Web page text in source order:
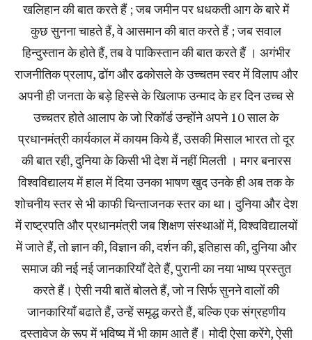
खलिहान की बात करते हैं ; जब जमीन पर धधकती आग के बारे में
कुछ सुनना चाहते हैं, वे आसमान की बात करते हैं ; जब सवाल
हिन्दुस्तान के होते हैं, तब वे पाकिस्तान की बात करते हैं । अगंभीर
राजनीतिक प्रलाप, ढोंग और ढकोसले के उच्चतम स्वर में विलाप और
अपनी ही जनता के बड़े हिस्से के खिलाफ उन्माद के हर दिन उच्च से
उच्चतर होते आलाप के जो रिकॉर्ड उन्होंने अपने 10 साल के
प्रधानमंत्री कार्यकाल में कायम किये हैं, उसकी मिसाल भारत तो दूर
की बात रही, दुनिया के किसी भी देश में नहीं मिलती । मगर बनारस
विश्वविद्यालय में हाल में दिया उनका भाषण खुद उनके ही अब तक के
शोचनीय स्तर से भी काफी चिन्ताजनक स्तर का था। दुनिया और देश
में राष्ट्रपति और प्रधानमंत्री जब शिक्षण संस्थाओं में, विश्वविद्यालयों
में जाते हैं, तो ज्ञान की, विज्ञान की, दर्शन की, इतिहास की, दुनिया और
समाज की नई नई जानकारियाँ देते हैं, पुरानी का नया भाष्य प्रस्तुत
करते हैं। ऐसी नयी बातें बोलते हैं, जो न सिर्फ सुनने वालों की
जानकारियाँ बढाते हैं, उन्हें समृद्ध करते हैं, बल्कि एक संग्रहणीय
दस्तावेज के रूप में भविष्य में भी काम आते हैं। मोदी ऐसा करेंगे, ऐसी